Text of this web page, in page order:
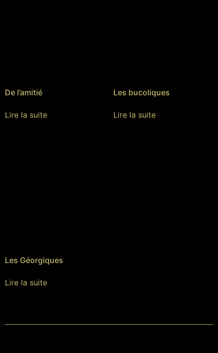
De l’amitié
Lire la suite
Les bucoliques
Lire la suite
Les Géorgiques
Lire la suite